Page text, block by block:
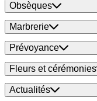
Obsèques
Marbrerie
Prévoyance
Fleurs et cérémonies
Actualités